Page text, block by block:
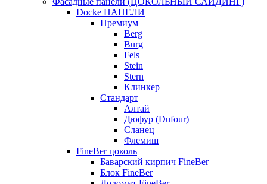
Docke ПАНЕЛИ
Премиум
Berg
Burg
Fels
Stein
Stern
Клинкер
Стандарт
Алтай
Дюфур (Dufour)
Сланец
Флемиш
FineBer цоколь
Баварский кирпич FineBer
Блок FineBer